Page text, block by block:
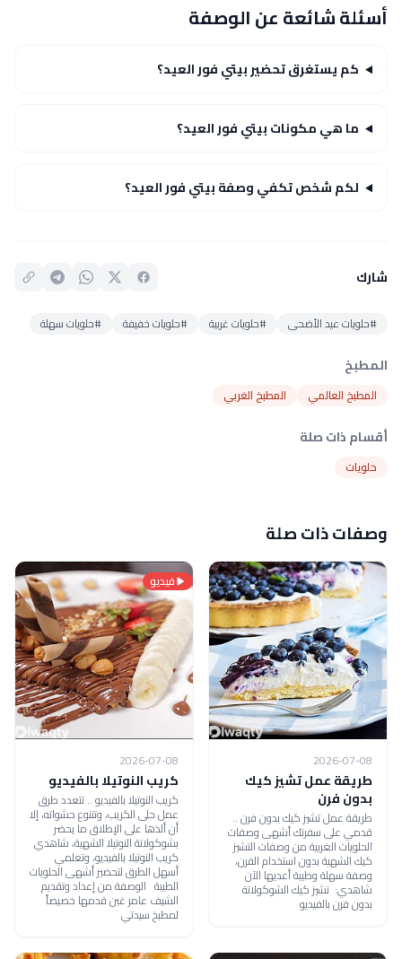
أسئلة شائعة عن الوصفة
كم يستغرق تحضير بيتي فور العيد؟
ما هي مكونات بيتي فور العيد؟
لكم شخص تكفي وصفة بيتي فور العيد؟
شارك
#حلويات عيد الأضحى #حلويات غربية #حلويات خفيفة #حلويات سهلة
المطبخ
المطبخ العالمي المطبخ الغربي
أقسام ذات صلة
حلويات
وصفات ذات صلة
2026-07-08
طريقة عمل تشيز كيك
بدون فرن
طريقة عمل تشيز كيك بدون فرن ..
قدمي على سفرتك أشهى وصفات
الحلويات الغربية من وصفات التشيز
كيك الشهية بدون استخدام الفرن،
وصفة سهلة وطيبة أعديها الآن
شاهدي: تشيز كيك الشوكولاتة
بدون فرن بالفيديو
فيديو
2026-07-08
كريب النوتيلا بالفيديو
كريب النوتيلا بالفيديو .. تتعدد طرق
عمل حلى الكريب، وتتنوع حشواته، إلا
أن ألذها على الإطلاق ما يحضر
بشوكولاتة النوتيلا الشهية، شاهدي
كريب النوتيلا بالفيديو، وتعلمي
أسهل الطرق لتحضير أشهى الحلويات
الطيبة الوصفة من إعداد وتقديم
الشيف عامر غبن قدمها خصيصاً
لمطبخ سيدتي